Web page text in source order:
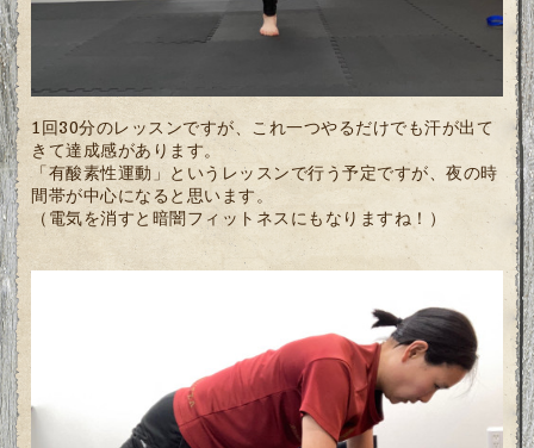
1回30分のレッスンですが、これ一つやるだけでも汗が出て
きて達成感があります。
「有酸素性運動」というレッスンで行う予定ですが、夜の時
間帯が中心になると思います。
（電気を消すと暗闇フィットネスにもなりますね！）